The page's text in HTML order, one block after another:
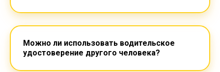
Можно ли использовать водительское
удостоверение другого человека?